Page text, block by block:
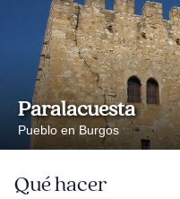
Paralacuesta
Pueblo en Burgos
Qué hacer